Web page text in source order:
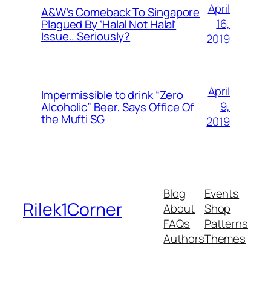
A&W’s Comeback To Singapore
Plagued By ‘Halal Not Halal’
Issue.. Seriously?
April
16,
2019
Impermissible to drink “Zero
Alcoholic” Beer, Says Office Of
the Mufti SG
April
9,
2019
Rilek1Corner
Blog
About
FAQs
Authors
Events
Shop
Patterns
Themes